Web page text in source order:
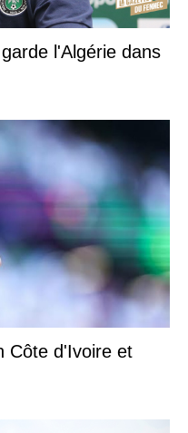
l'Algérie dans
Côte d'Ivoire et